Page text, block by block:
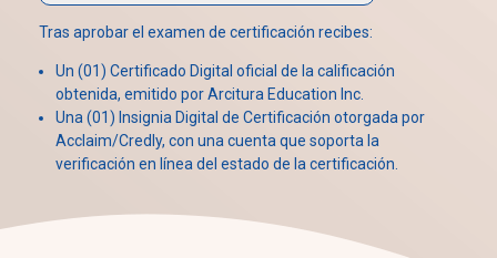
Tras aprobar el examen de certificación recibes:
Un (01) Certificado Digital oficial de la calificación
obtenida, emitido por Arcitura Education Inc.
Una (01) Insignia Digital de Certificación otorgada por
Acclaim/Credly, con una cuenta que soporta la
verificación en línea del estado de la certificación.